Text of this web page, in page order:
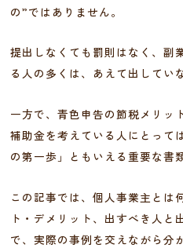
の”ではありません。
提出しなくても罰則はなく、副
る人の多くは、あえて出してい
一方で、青色申告の節税メリッ
補助金を考えている人にとって
の第一歩」ともいえる重要な書
この記事では、個人事業主とは
ト・デメリット、出すべき人と
で、実際の事例を交えながら分